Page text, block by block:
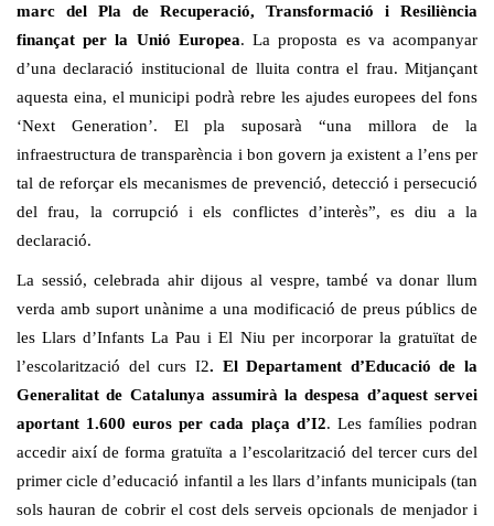
marc del Pla de Recuperació, Transformació i Resiliència
finançat per la Unió Europea. La proposta es va acompanyar
d’una declaració institucional de lluita contra el frau. Mitjançant
aquesta eina, el municipi podrà rebre les ajudes europees del fons
‘Next Generation’. El pla suposarà “una millora de la
infraestructura de transparència i bon govern ja existent a l’ens per
tal de reforçar els mecanismes de prevenció, detecció i persecució
del frau, la corrupció i els conflictes d’interès”, es diu a la
declaració.
La sessió, celebrada ahir dijous al vespre, també va donar llum
verda amb suport unànime a una modificació de preus públics de
les Llars d’Infants La Pau i El Niu per incorporar la gratuïtat de
l’escolarització del curs I2. El Departament d’Educació de la
Generalitat de Catalunya assumirà la despesa d’aquest servei
aportant 1.600 euros per cada plaça d’I2. Les famílies podran
accedir així de forma gratuïta a l’escolarització del tercer curs del
primer cicle d’educació infantil a les llars d’infants municipals (tan
sols hauran de cobrir el cost dels serveis opcionals de menjador i